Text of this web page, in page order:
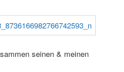
seinen & meinen